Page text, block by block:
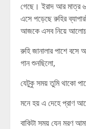
গেছে। ইরাদ আর মাত্র
এসে পড়েছে রুহির
আজকে এসব নিয়ে
রুহি জানালার পাশে
গান শুনছিলো,
যেটুকু সময় তুমি থাকো
মনে হয় এ দেহে প্রাণ
বাকিটা সময় যেন মরণ